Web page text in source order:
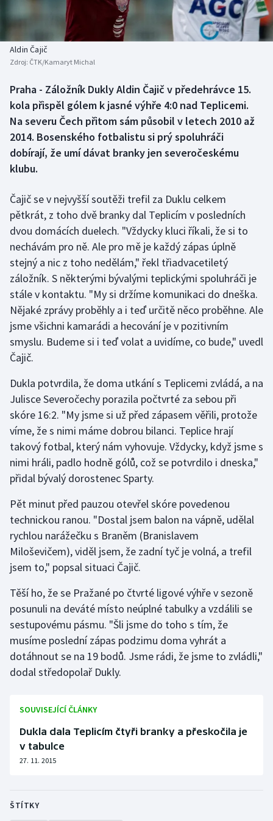
Baseball a softbal
Basketbal
Biatlon
Boby a skeleton
Box
Curling
Florbal
Futsal
Golf
Gymnastika
Házená
Jezdectví
Judo
Krasobruslení
Lezení
Lyže a snowboard
Moderní pětiboj
Motorsport
Olympijské hry
Parasport
Plavání
Plážový volejbal
Rychlobruslení
Rychlostní kanoistika
Sportovní střelba
Historické návraty
Aplikace ČT sport
AZ kvíz
Aldin Čajič
Zdroj: ČTK/Kamaryt Michal
Praha - Záložník Dukly Aldin Čajič v předehrávce 15.
kola přispěl gólem k jasné výhře 4:0 nad Teplicemi.
Na severu Čech přitom sám působil v letech 2010 až
2014. Bosenského fotbalistu si prý spoluhráči
dobírají, že umí dávat branky jen severočeskému
klubu.
Čajič se v nejvyšší soutěži trefil za Duklu celkem
pětkrát, z toho dvě branky dal Teplicím v posledních
dvou domácích duelech. "Vždycky kluci říkali, že si to
nechávám pro ně. Ale pro mě je každý zápas úplně
stejný a nic z toho nedělám," řekl třiadvacetiletý
záložník. S některými bývalými teplickými spoluhráči je
stále v kontaktu. "My si držíme komunikaci do dneška.
Nějaké zprávy proběhly a i teď určitě něco proběhne. Ale
jsme všichni kamarádi a hecování je v pozitivním
smyslu. Budeme si i teď volat a uvidíme, co bude," uvedl
Čajič.
Dukla potvrdila, že doma utkání s Teplicemi zvládá, a na
Julisce Severočechy porazila počtvrté za sebou při
skóre 16:2. "My jsme si už před zápasem věřili, protože
víme, že s nimi máme dobrou bilanci. Teplice hrají
takový fotbal, který nám vyhovuje. Vždycky, když jsme s
nimi hráli, padlo hodně gólů, což se potvrdilo i dneska,"
přidal bývalý dorostenec Sparty.
Pět minut před pauzou otevřel skóre povedenou
technickou ranou. "Dostal jsem balon na vápně, udělal
rychlou narážečku s Braněm (Branislavem
Miloševičem), viděl jsem, že zadní tyč je volná, a trefil
jsem to," popsal situaci Čajič.
Těší ho, že se Pražané po čtvrté ligové výhře v sezoně
posunuli na deváté místo neúplné tabulky a vzdálili se
sestupovému pásmu. "Šli jsme do toho s tím, že
musíme poslední zápas podzimu doma vyhrát a
dotáhnout se na 19 bodů. Jsme rádi, že jsme to zvládli,"
dodal středopolař Dukly.
SOUVISEJÍCÍ ČLÁNKY
Dukla dala Teplicím čtyři branky a přeskočila je
v tabulce
27. 11. 2015
ŠTÍTKY